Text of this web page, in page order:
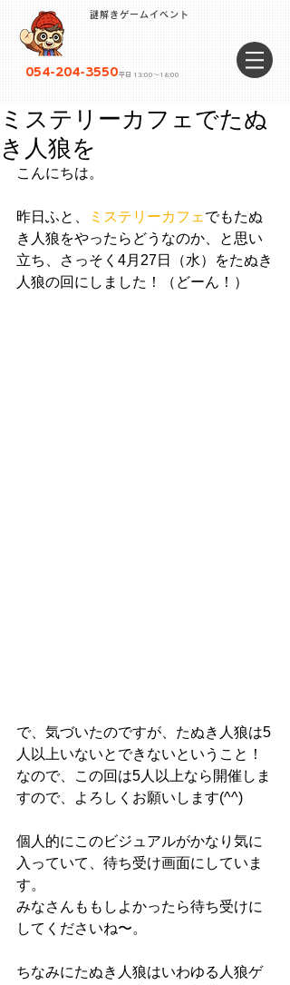
謎解きゲームイベント
054-204-3550 平日 13:00〜18:00
ミステリーカフェでたぬ
き人狼を
こんにちは。
昨日ふと、 ミステリーカフェ でもたぬ
き人狼をやったらどうなのか、と思い
立ち、さっそく4月27日（水）をたぬき
人狼の回にしました！（どーん！）
で、気づいたのですが、たぬき人狼は5
人以上いないとできないということ！
なので、この回は5人以上なら開催しま
すので、よろしくお願いします(^^)
個人的にこのビジュアルがかなり気に
入っていて、待ち受け画面にしていま
す。
みなさんももしよかったら待ち受けに
してくださいね〜。
ちなみにたぬき人狼はいわゆる人狼ゲ